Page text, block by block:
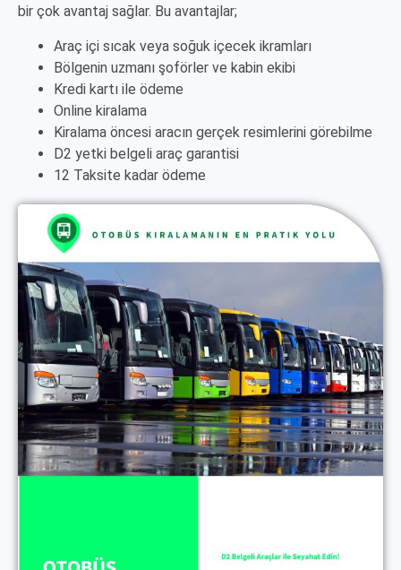
bir çok avantaj sağlar. Bu avantajlar;
Araç içi sıcak veya soğuk içecek ikramları
Bölgenin uzmanı şoförler ve kabin ekibi
Kredi kartı ile ödeme
Online kiralama
Kiralama öncesi aracın gerçek resimlerini görebilme
D2 yetki belgeli araç garantisi
12 Taksite kadar ödeme